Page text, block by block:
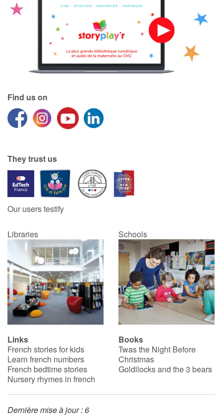
Find us on
They trust us
Our users testify
Libraries Schools
Links
French stories for kids
Learn french numbers
French bedtime stories
Nursery rhymes in french
Books
Twas the Night Before
Christmas
Goldilocks and the 3 bears
Dernière mise à jour : 6